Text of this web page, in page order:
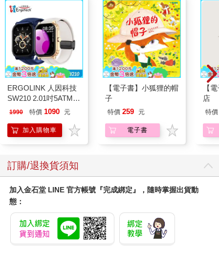
ERGOLINK 人因科技
SW210 2.01吋5ATM游
泳心率血氧藍牙通話腕
1990 特價 1090 元
加入購物車
【電子書】小狐狸的帽
子
特價 259 元
電子書
【
店
特價
訂購/退換貨須知
加入金石堂 LINE 官方帳號『完成綁定』，隨時掌握出貨動
態：